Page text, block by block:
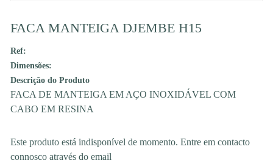
FACA MANTEIGA DJEMBE H15
Ref:
Dimensões:
Descrição do Produto
FACA DE MANTEIGA EM AÇO INOXIDÁVEL COM
CABO EM RESINA
Este produto está indisponível de momento. Entre em contacto
connosco através do email